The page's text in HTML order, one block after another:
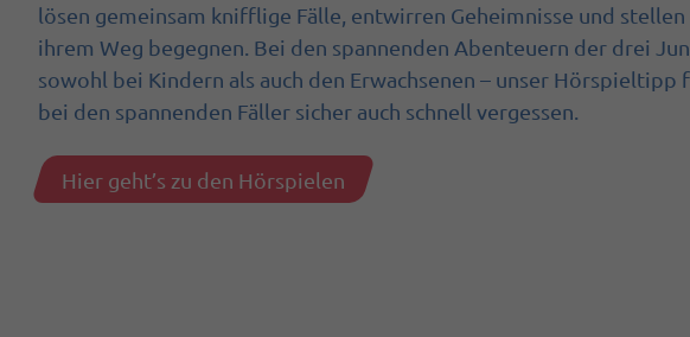
lösen gemeinsam knifflige Fälle, entwirren Geheimnisse und
ihrem Weg begegnen. Bei den spannenden Abenteuern der drei
sowohl bei Kindern als auch den Erwachsenen – unser
bei den spannenden Fäller sicher auch schnell vergessen.
Hier geht’s zu den Hörspielen